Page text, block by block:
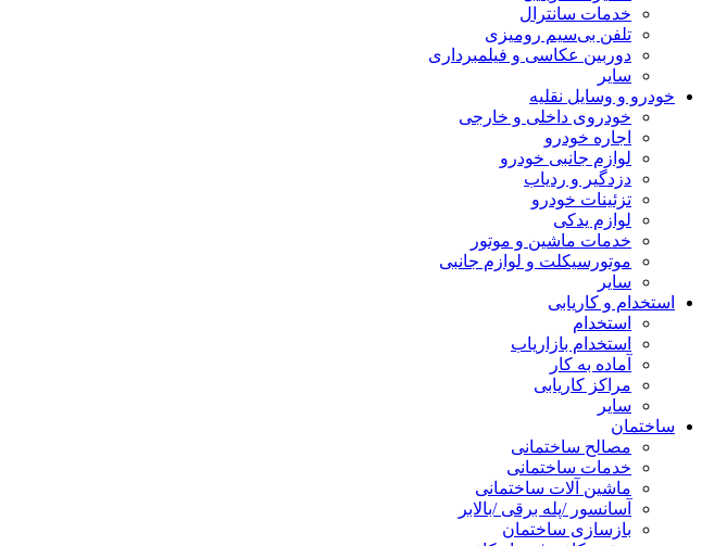
خدمات سانترال
تلفن بی‌سیم رومیزی
دوربین عکاسی و فیلمبرداری
سایر
خودرو و وسایل نقلیه
خودروی داخلی و خارجی
اجاره خودرو
لوازم جانبی خودرو
دزدگیر و ردیاب
تزئینات خودرو
لوازم یدکی
خدمات ماشین و موتور
موتورسیکلت و لوازم جانبی
سایر
استخدام و کاریابی
استخدام
استخدام بازاریاب
آماده به کار
مراکز کاریابی
سایر
ساختمان
مصالح ساختمانی
خدمات ساختمانی
ماشین آلات ساختمانی
آسانسور /پله برقی /بالابر
بازسازی ساختمان